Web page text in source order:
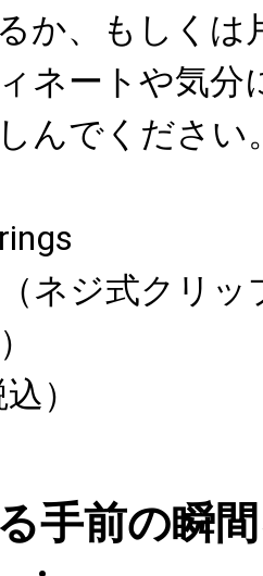
か、もしくは
ネートや気分
んでください
ネジ式クリッ
）
手前の瞬